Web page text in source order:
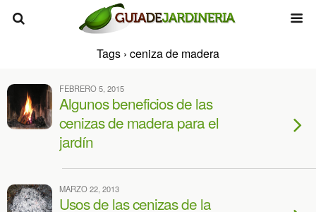
Tags › ceniza de madera
FEBRERO 5, 2015
Algunos beneficios de las
cenizas de madera para el
jardín
MARZO 22, 2013
Usos de las cenizas de la